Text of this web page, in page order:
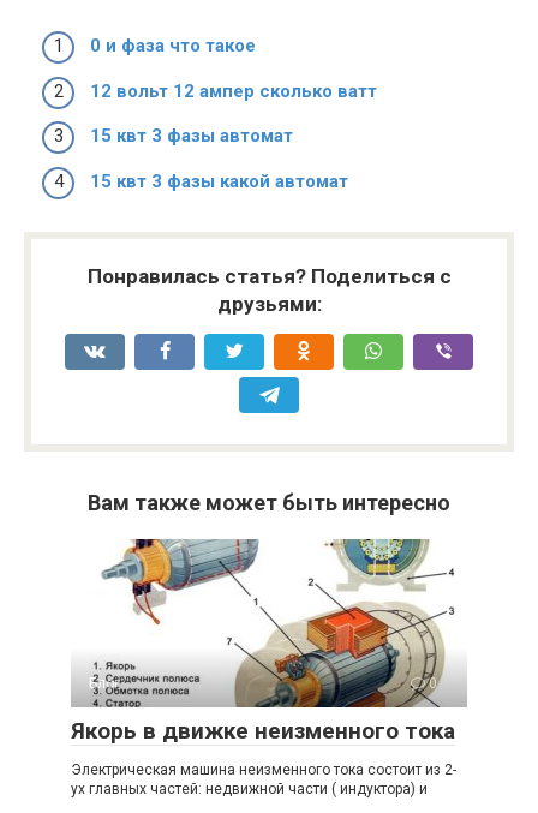
0 и фаза что такое
12 вольт 12 ампер сколько ватт
15 квт 3 фазы автомат
15 квт 3 фазы какой автомат
Понравилась статья? Поделиться с
друзьями:
Вам также может быть интересно
Блог 0
Якорь в движке неизменного тока
Электрическая машина неизменного тока состоит из 2-
ух главных частей: недвижной части ( индуктора) и